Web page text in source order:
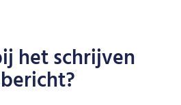
het schrijven